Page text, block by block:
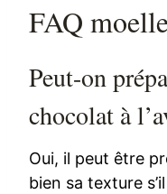
FAQ
Peut-on
chocolat à
Oui, il peut être
bien sa texture